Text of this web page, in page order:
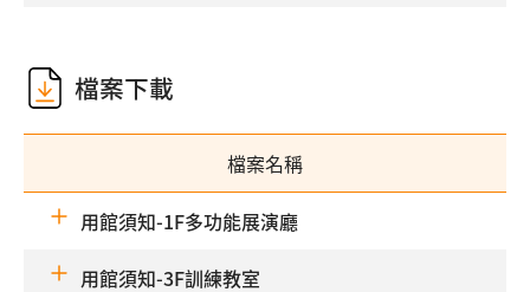
檔案下載
檔案名稱
用館須知-1F多功能展演廳
用館須知-3F訓練教室